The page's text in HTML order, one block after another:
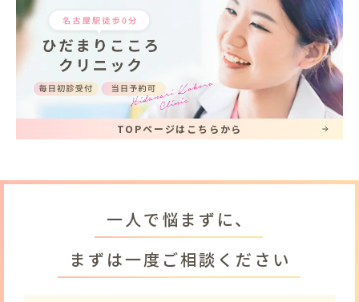
TOPページはこちらから
一人で悩まずに、
まずは一度ご相談ください